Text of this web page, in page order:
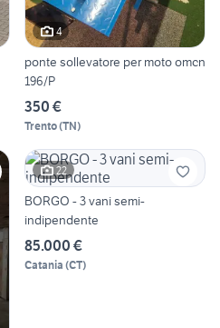
4
ponte sollevatore per moto omcn
196/P
350 €
Trento(TN)
22
BORGO - 3 vani semi-
indipendente
85.000 €
Catania (CT)